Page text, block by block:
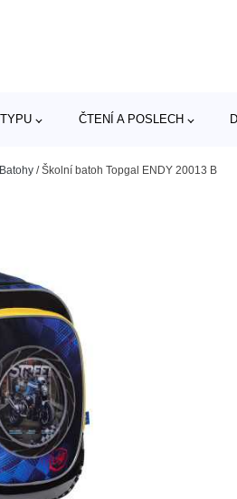
ČTENÍ A POSLECH
Batohy /Školní batoh Topgal ENDY 20013 B